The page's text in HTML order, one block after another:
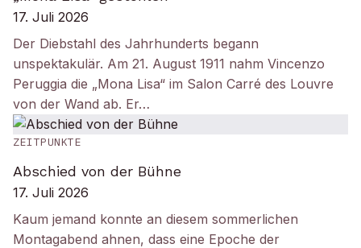
17. Juli 2026
Der Diebstahl des Jahrhunderts begann
unspektakulär. Am 21. August 1911 nahm Vincenzo
Peruggia die „Mona Lisa“ im Salon Carré des Louvre
von der Wand ab. Er…
ZEITPUNKTE
Abschied von der Bühne
17. Juli 2026
Kaum jemand konnte an diesem sommerlichen
Montagabend ahnen, dass eine Epoche der